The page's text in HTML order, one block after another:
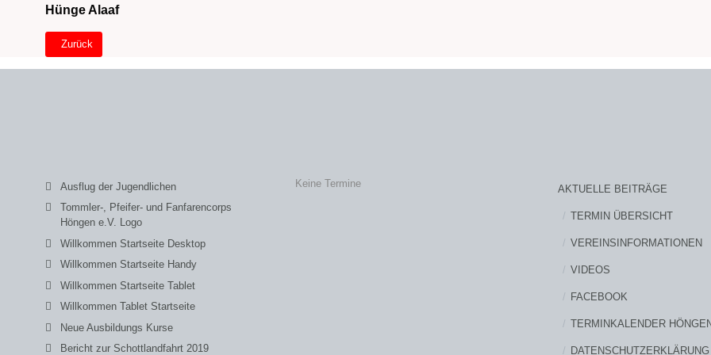
Hünge Alaaf
Vorheriger Beitrag: Der Feuerwehrmann
Zurück
Ausflug der Jugendlichen
Tommler-, Pfeifer- und Fanfarencorps
Höngen e.V. Logo
Willkommen Startseite Desktop
Willkommen Startseite Handy
Willkommen Startseite Tablet
Willkommen Tablet Startseite
Neue Ausbildungs Kurse
Bericht zur Schottlandfahrt 2019
Keine Termine AKTUELLE BEITRÄGE
TERMIN ÜBERSICHT
VEREINSINFORMATIONEN
VIDEOS
FACEBOOK
TERMINKALENDER
DATENSCHUTZERKLÄRUNG